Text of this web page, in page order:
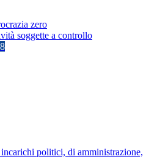
zero
soggette a controllo
8
politici, di amministrazione,